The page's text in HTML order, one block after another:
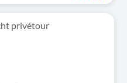
privétour